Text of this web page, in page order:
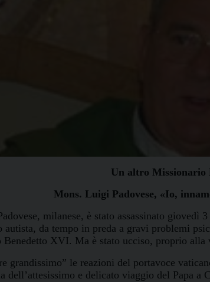
Un altro
Mons. Luigi Padovese, «Io,
milanese, è stato assassinato giovedì
autista, da tempo in preda a gravi problemi
Benedetto XVI. Ma è stato ucciso, proprio
grandissimo” le reazioni del portavoce
dell’attesissimo e delicato viaggio del Papa a